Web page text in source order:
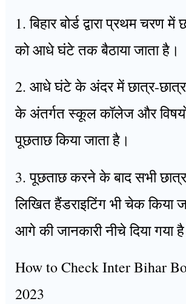
1. बिहार बोर्ड द्वारा प्रथम चरण
को आधे घंटे तक बैठाया जाता है।
2. आधे घंटे के अंदर में छात्र-
के अंतर्गत स्कूल कॉलेज और
पूछताछ किया जाता है।
3. पूछताछ करने के बाद सभी
लिखित हैंडराइटिंग भी चेक किया
आगे की जानकारी नीचे दिया गया
How to Check Inter Bihar
2023